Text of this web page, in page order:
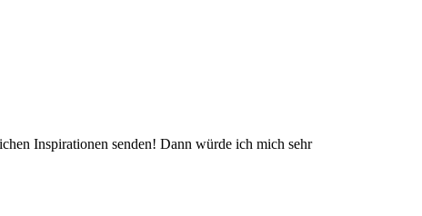
Inspirationen senden! Dann würde ich mich sehr